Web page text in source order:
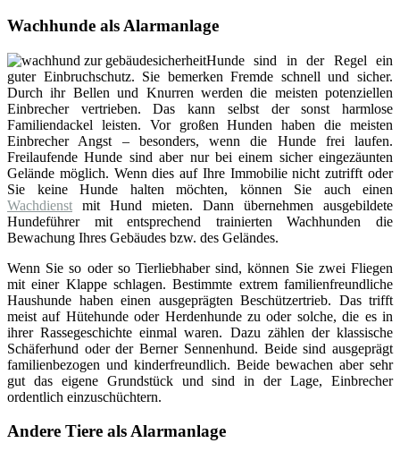
Wachhunde als Alarmanlage
Hunde sind in der Regel ein
guter Einbruchschutz. Sie bemerken Fremde schnell und sicher.
Durch ihr Bellen und Knurren werden die meisten potenziellen
Einbrecher vertrieben. Das kann selbst der sonst harmlose
Familiendackel leisten. Vor großen Hunden haben die meisten
Einbrecher Angst – besonders, wenn die Hunde frei laufen.
Freilaufende Hunde sind aber nur bei einem sicher eingezäunten
Gelände möglich. Wenn dies auf Ihre Immobilie nicht zutrifft oder
Sie keine Hunde halten möchten, können Sie auch einen
Wachdienst mit Hund mieten. Dann übernehmen ausgebildete
Hundeführer mit entsprechend trainierten Wachhunden die
Bewachung Ihres Gebäudes bzw. des Geländes.
Wenn Sie so oder so Tierliebhaber sind, können Sie zwei Fliegen
mit einer Klappe schlagen. Bestimmte extrem familienfreundliche
Haushunde haben einen ausgeprägten Beschützertrieb. Das trifft
meist auf Hütehunde oder Herdenhunde zu oder solche, die es in
ihrer Rassegeschichte einmal waren. Dazu zählen der klassische
Schäferhund oder der Berner Sennenhund. Beide sind ausgeprägt
familienbezogen und kinderfreundlich. Beide bewachen aber sehr
gut das eigene Grundstück und sind in der Lage, Einbrecher
ordentlich einzuschüchtern.
Andere Tiere als Alarmanlage